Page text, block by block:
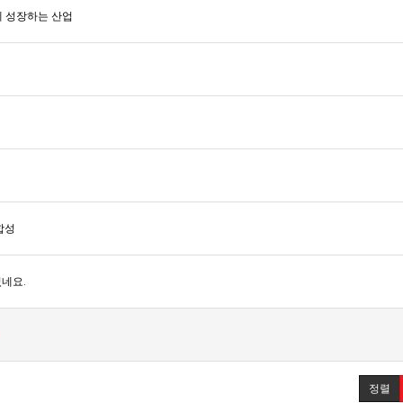
성장하는 산업
성
요.
정렬